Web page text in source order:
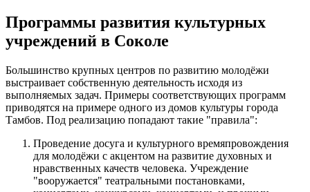
Программы развития культурных
учреждений в Соколе
Большинство крупных центров по развитию молодёжи
выстраивает собственную деятельность исходя из
выполняемых задач. Примеры соответствующих программ
приводятся на примере одного из домов культуры города
Тамбов. Под реализацию попадают такие "правила":
Проведение досуга и культурного времяпровождения
для молодёжи с акцентом на развитие духовных и
нравственных качеств человека. Учреждение
"вооружается" театральными постановками,